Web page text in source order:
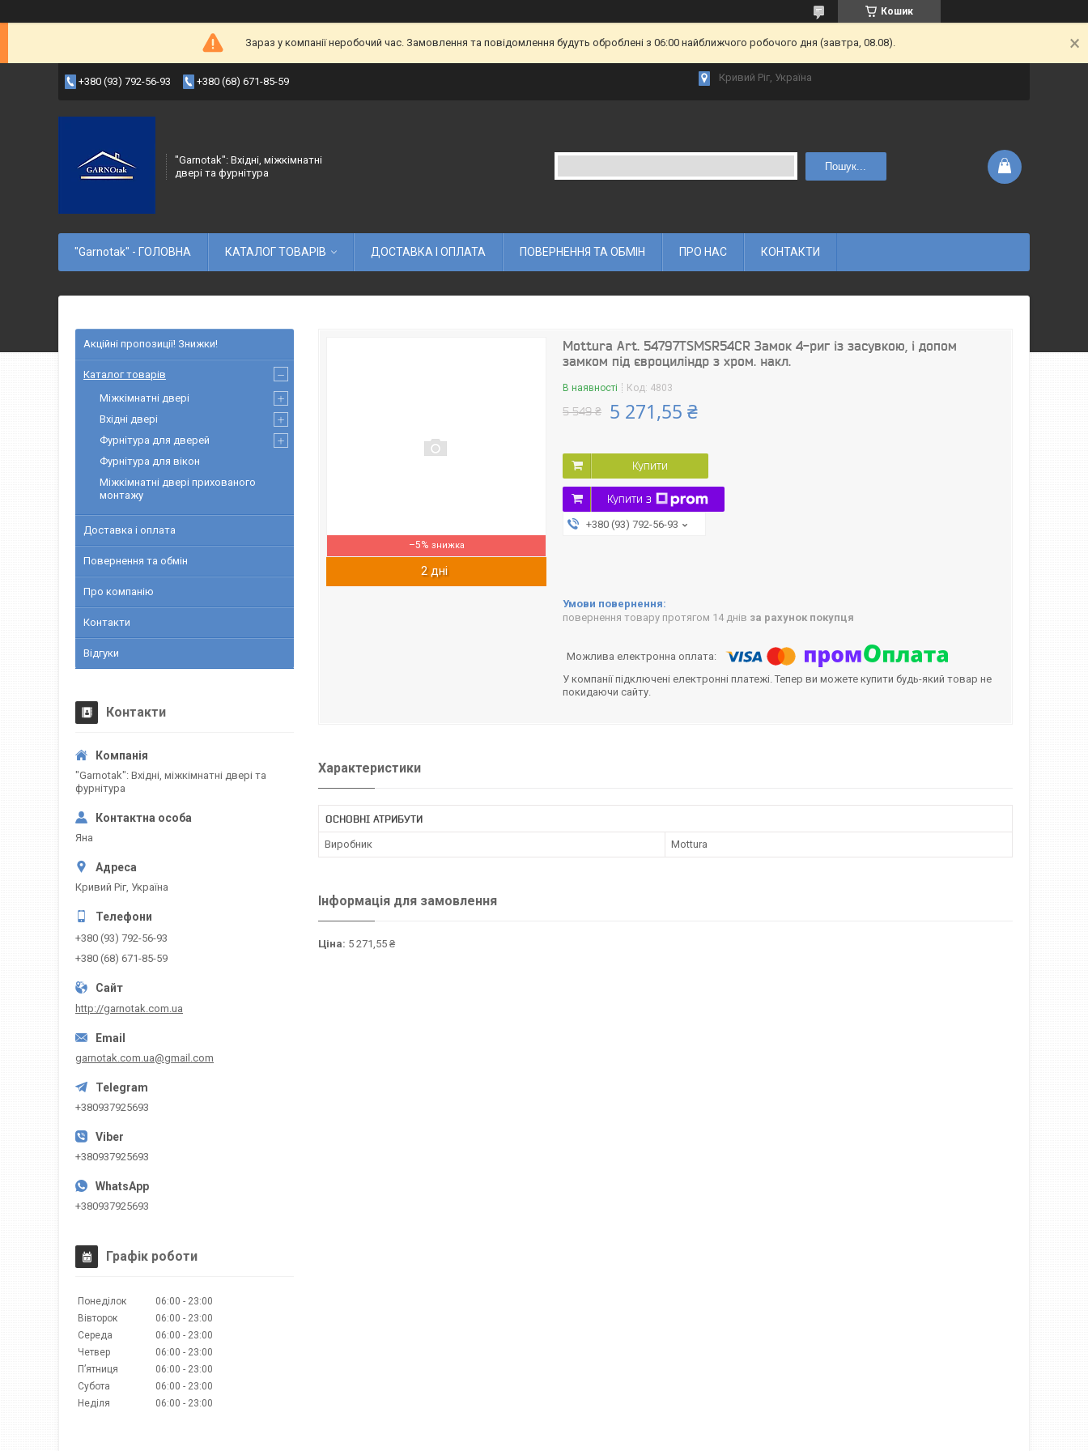
Кошик
Зараз у компанії неробочий час. Замовлення та повідомлення будуть оброблені з 06:00 найближчого робочого дня (завтра, 08.08).
+380 (93) 792-56-93 +380 (68) 671-85-59 Кривий Ріг, Україна
"Garnotak": Вхідні, міжкімнатні
двері та фурнітура
Пошук...
"Garnotak" - ГОЛОВНА КАТАЛОГ ТОВАРІВ ДОСТАВКА І ОПЛАТА ПОВЕРНЕННЯ ТА ОБМІН ПРО НАС КОНТАКТИ
–5%
2 дні
Mottura Art. 54797TSMSR54CR Замок 4-риг із засувкою, і допом
замком під євроциліндр з хром. накл.
В наявності Код: 4803
5 549 ₴ 5 271,55 ₴
Купити
Купити з
+380 (93) 792-56-93
повернення товару протягом 14 днів за рахунок покупця
У компанії підключені електронні платежі. Тепер ви можете купити будь-який товар не
покидаючи сайту.
Характеристики
ОСНОВНІ АТРИБУТИ
Виробник Mottura
Інформація для замовлення
Ціна: 5 271,55 ₴
Акційні пропозиції! Знижки!
Каталог товарів
Міжкімнатні двері
Вхідні двері
Фурнітура для дверей
Фурнітура для вікон
Міжкімнатні двері прихованого
монтажу
Доставка і оплата
Повернення та обмін
Про компанію
Контакти
Відгуки
Контакти
"Garnotak": Вхідні, міжкімнатні двері та
фурнітура
Яна
Кривий Ріг, Україна
+380 (93) 792-56-93
+380 (68) 671-85-59
http://garnotak.com.ua
garnotak.com.ua@gmail.com
+380937925693
+380937925693
+380937925693
Графік роботи
Понеділок 06:00
23:00
Вівторок
06:00
23:00
Середа
06:00
23:00
Четвер
06:00
23:00
Пʼятниця
06:00
23:00
Субота
06:00
23:00
Неділя
06:00 23:00